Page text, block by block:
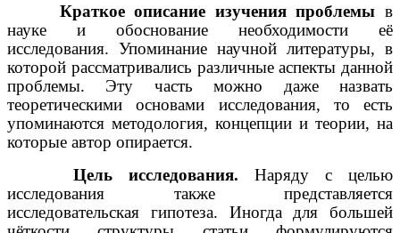
Краткое описание изучения проблемы в
науке и обоснование необходимости её
исследования. Упоминание научной литературы, в
которой рассматривались различные аспекты данной
проблемы. Эту часть можно даже назвать
теоретическими основами исследования, то есть
упоминаются методология, концепции и теории, на
которые автор опирается.
Цель исследования. Наряду с целью
исследования также представляется
исследовательская гипотеза. Иногда для большей